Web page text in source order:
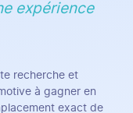
expérience
recherche et
à gagner en
exact de